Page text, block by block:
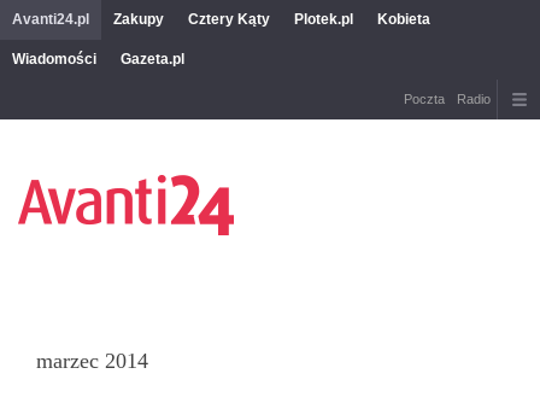
Avanti24.pl Zakupy Cztery Kąty Plotek.pl Kobieta
Wiadomości Gazeta.pl
Poczta Radio
marzec 2014